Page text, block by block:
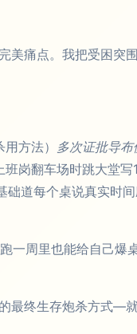
美痛点。我把受困突
方法） 多次证批导布
岗翻车场时跳大堂
道每个桌说真实时
一周里也能给自己
最终生存炮杀方式—